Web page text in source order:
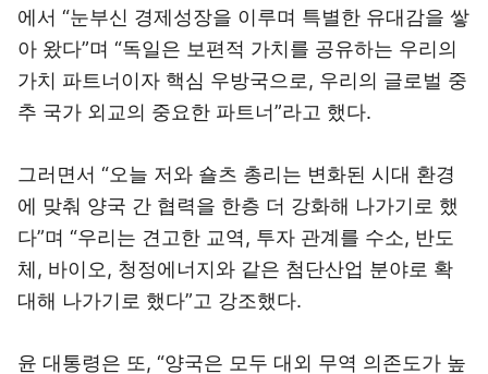
에서 “눈부신 경제성장을 이루며 특별한 유대감을 쌓
아 왔다”며 “독일은 보편적 가치를 공유하는 우리의
가치 파트너이자 핵심 우방국으로, 우리의 글로벌 중
추 국가 외교의 중요한 파트너”라고 했다.
그러면서 “오늘 저와 숄츠 총리는 변화된 시대 환경
에 맞춰 양국 간 협력을 한층 더 강화해 나가기로 했
다”며 “우리는 견고한 교역, 투자 관계를 수소, 반도
체, 바이오, 청정에너지와 같은 첨단산업 분야로 확
대해 나가기로 했다”고 강조했다.
윤 대통령은 또, “양국은 모두 대외 무역 의존도가 높